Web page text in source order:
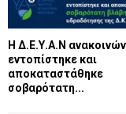
Η Δ.Ε.Υ.Α.Ν
εντοπίστηκε και
αποκαταστάθηκε
σοβαρότατη...